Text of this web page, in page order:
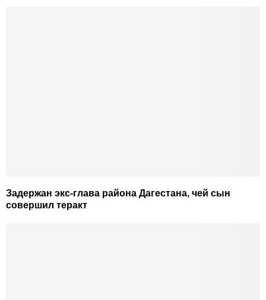
Задержан экс-глава района Дагестана, чей сын
совершил теракт